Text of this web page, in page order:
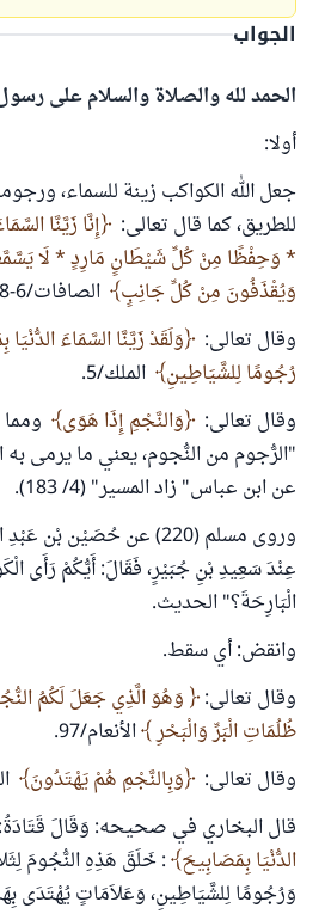
الجواب
الحمد لله والصلاة والسلام على
أولا:
جعل الله الكواكب زينة للسماء،
للطريق، كما قال تعالى:
إِنَّا زَيَّنَّا
* وَحِفْظًا مِنْ كُلِّ شَيْطَانٍ مَارِدٍ * لَا
وَيُقْذَفُونَ مِنْ كُلِّ جَانِبٍ الصافات/6-8.
وقال تعالى:
وَلَقَدْ زَيَّنَّا السَّمَاءَ
رُجُومًا لِلشَّيَاطِينِ الملك/5.
وقال تعالى:
وَالنَّجْمِ إِذَا هَوَى
"الرُّجوم من النُّجوم، يعني ما يرمى به
عن ابن عباس" زاد المسير" (4/ 183).
وروى مسلم (220) عن حُصَيْن
عِنْدَ سَعِيدِ بْنِ جُبَيْرٍ، فَقَالَ: أَيُّكُمْ رَأَى
الْبَارِحَةَ؟" الحديث.
وانقض: أي سقط.
وقال تعالى:
وَهُوَ الَّذِي جَعَلَ لَكُمُ
ظُلُمَاتِ الْبَرِّ وَالْبَحْرِ الأنعام/97.
وقال تعالى:
وَبِالنَّجْمِ هُمْ يَهْتَدُونَ
قال البخاري في صحيحه: وَقَالَ قَتَادَةُ:
الدُّنْيَا بِمَصَابِيحَ : خَلَقَ هَذِهِ النُّجُومَ
وَرُجُومًا لِلشَّيَاطِينِ، وَعَلاَمَاتٍ يُهْتَدَى